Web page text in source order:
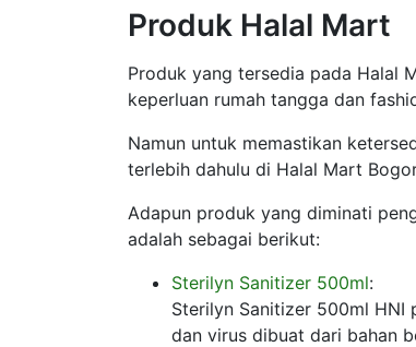
Produk Halal Mart
Produk yang tersedia pada Halal
keperluan rumah tangga dan
Namun untuk memastikan
terlebih dahulu di Halal Mart
Adapun produk yang diminati
adalah sebagai berikut:
Sterilyn Sanitizer 500ml:
Sterilyn Sanitizer 500ml HNI
dan virus dibuat dari bahan